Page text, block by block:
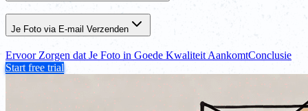
Je Foto via E-mail Verzenden
Ervoor Zorgen dat Je Foto in Goede Kwaliteit AankomtConclusie
Start free trial